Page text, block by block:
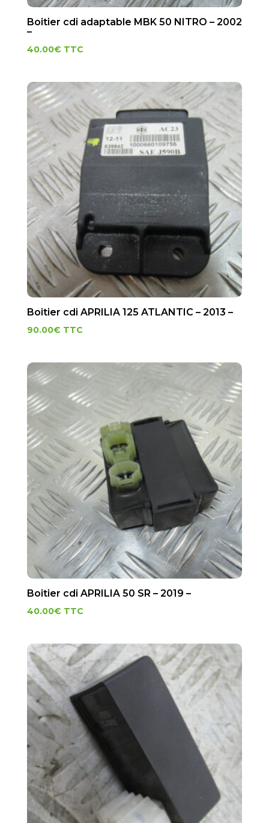
Boitier cdi adaptable MBK 50 NITRO – 2002
–
40.00€ TTC
Boitier cdi APRILIA 125 ATLANTIC – 2013 –
90.00€ TTC
Boitier cdi APRILIA 50 SR – 2019 –
40.00€ TTC